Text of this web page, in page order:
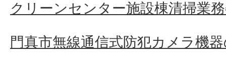
クリーンセンター施設棟清掃業
門真市無線通信式防犯カメラ機